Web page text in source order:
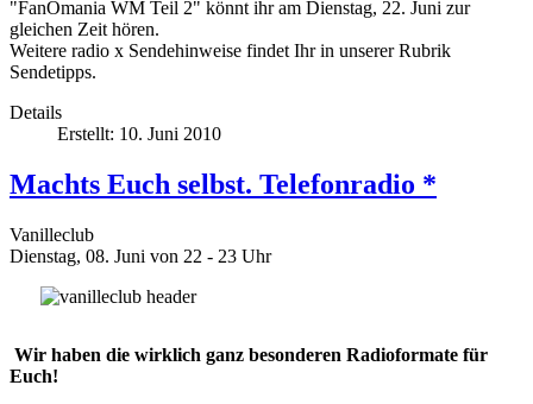
"FanOmania WM Teil 2" könnt ihr am Dienstag, 22. Juni zur
gleichen Zeit hören.
Weitere radio x Sendehinweise findet Ihr in unserer Rubrik
Sendetipps.
Details
Erstellt: 10. Juni 2010
Machts Euch selbst. Telefonradio *
Vanilleclub
Dienstag, 08. Juni von 22 - 23 Uhr
Wir haben die wirklich ganz besonderen Radioformate für
Euch!